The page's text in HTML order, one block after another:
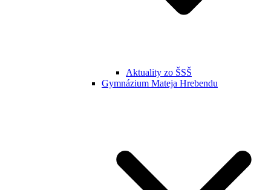
Aktuality zo ŠSŠ
Gymnázium Mateja Hrebendu